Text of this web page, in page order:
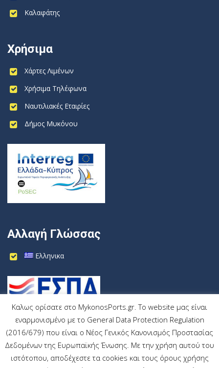
Καλαφάτης
Χρήσιμα
Χάρτες Λιμένων
Χρήσιμα Τηλέφωνα
Ναυτιλιακές Εταιρίες
Δήμος Μυκόνου
Αλλαγή Γλώσσας
Ελληνικα
Καλως ορίσατε στο MykonosPorts.gr. Το website μας είναι
εναρμονισμένο με το General Data Protection Regulation
(2016/679) που είναι ο Νέος Γενικός Κανονισμός Προστασίας
Δεδομένων της Ευρωπαϊκής Ένωσης. Με την χρήση αυτού του
ιστότοπου, αποδέχεστε τα cookies και τους όρους χρήσης